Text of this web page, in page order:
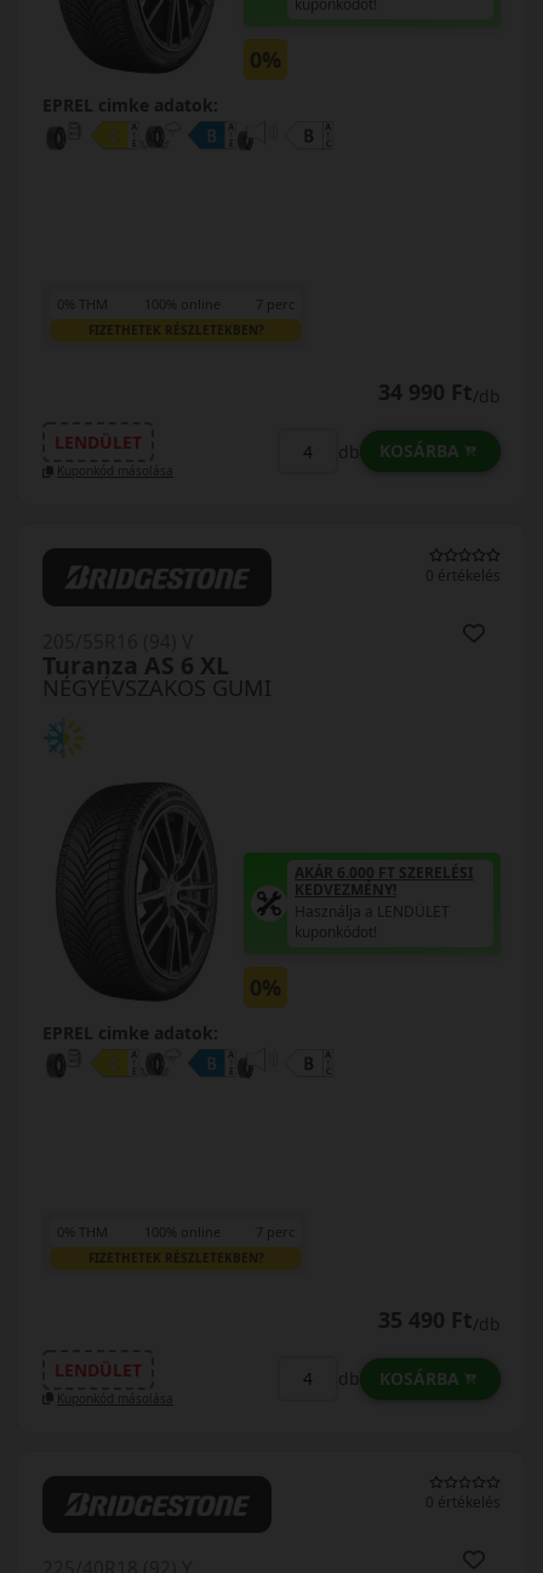
kuponkódot!
0%
EPREL cimke adatok:
0% THM 100% online 7 perc
FIZETHETEK RÉSZLETEKBEN?
34 990 Ft/db
LENDÜLET
Kuponkód másolása
db KOSÁRBA
0 értékelés
NÉGYÉVSZAKOS GUMI
Turanza AS 6 XL
AKÁR 6.000 FT SZERELÉSI
KEDVEZMÉNY!
Használja a LENDÜLET
kuponkódot!
0%
EPREL cimke adatok:
0% THM 100% online 7 perc
FIZETHETEK RÉSZLETEKBEN?
35 490 Ft/db
LENDÜLET
Kuponkód másolása
db KOSÁRBA
0 értékelés